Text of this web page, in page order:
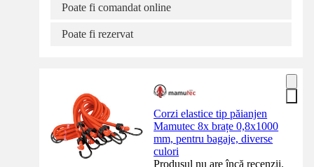
Poate fi comandat online
Poate fi rezervat
Corzi elastice tip păianjen
Mamutec 8x brațe 0,8x1000
mm, pentru bagaje, diverse
culori
Produsul nu are încă recenzii.